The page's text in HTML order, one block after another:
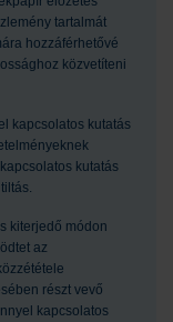
tartalmát
hozzáférhetővé
közvetíteni
kapcsolatos kutatás
kutatás
kiterjedő módon
az
részt vevő
kapcsolatos